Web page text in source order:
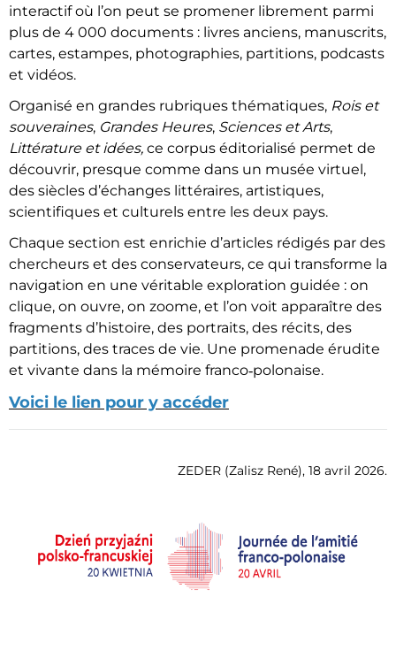
interactif où l’on peut se promener librement parmi
plus de 4 000 documents : livres anciens, manuscrits,
cartes, estampes, photographies, partitions, podcasts
et vidéos.
Organisé en grandes rubriques thématiques, Rois et
souveraines, Grandes Heures, Sciences et Arts,
Littérature et idées, ce corpus éditorialisé permet de
découvrir, presque comme dans un musée virtuel,
des siècles d’échanges littéraires, artistiques,
scientifiques et culturels entre les deux pays.
Chaque section est enrichie d’articles rédigés par des
chercheurs et des conservateurs, ce qui transforme la
navigation en une véritable exploration guidée : on
clique, on ouvre, on zoome, et l’on voit apparaître des
fragments d’histoire, des portraits, des récits, des
partitions, des traces de vie. Une promenade érudite
et vivante dans la mémoire franco‑polonaise.
Voici le lien pour y accéder
ZEDER (Zalisz René), 18 avril 2026.